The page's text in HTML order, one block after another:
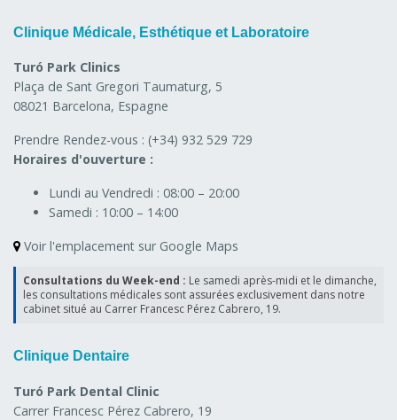
Clinique Médicale, Esthétique et Laboratoire
Turó Park Clinics
Plaça de Sant Gregori Taumaturg, 5
08021 Barcelona, Espagne
Prendre Rendez-vous : (+34) 932 529 729
Horaires d'ouverture :
Lundi au Vendredi : 08:00 – 20:00
Samedi : 10:00 – 14:00
Voir l'emplacement sur Google Maps
Consultations du Week-end : Le samedi après-midi et le dimanche,
les consultations médicales sont assurées exclusivement dans notre
cabinet situé au Carrer Francesc Pérez Cabrero, 19.
Clinique Dentaire
Turó Park Dental Clinic
Carrer Francesc Pérez Cabrero, 19